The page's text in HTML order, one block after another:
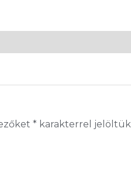
*karakterrel jelöltük